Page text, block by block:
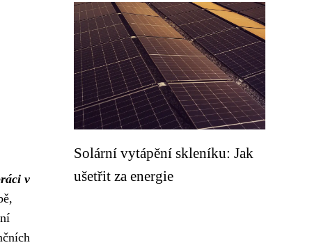
v
Solární vytápění skleníku: Jak
ušetřit za energie